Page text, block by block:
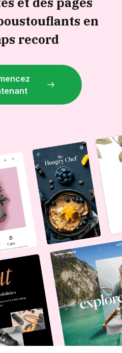
en
record